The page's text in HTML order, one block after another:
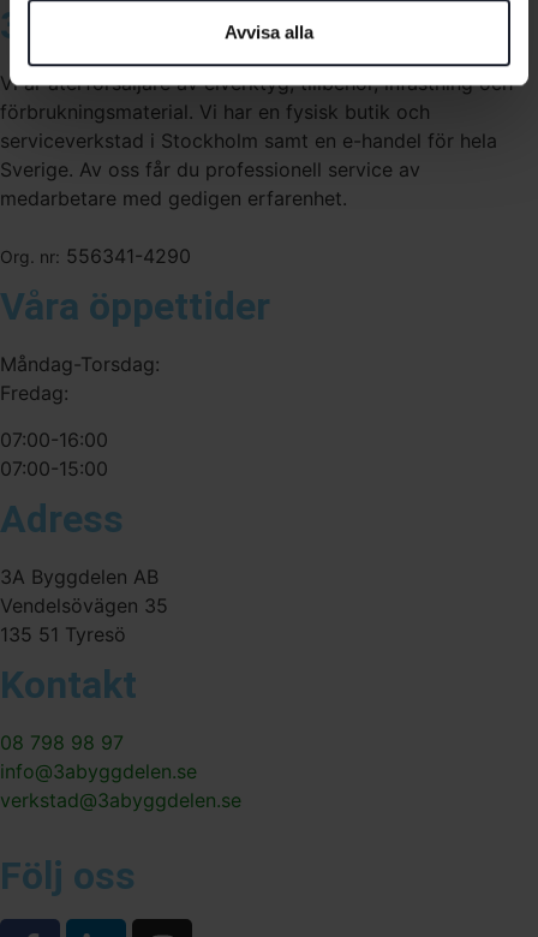
Avvisa alla
3A Byggdelen
Vi är återförsäljare av elverktyg, tillbehör, infästning och
förbrukningsmaterial. Vi har en fysisk butik och
serviceverkstad i Stockholm samt en e-handel för hela
Sverige. Av oss får du professionell service av
medarbetare med gedigen erfarenhet.
Org. nr: 556341-4290
Våra öppettider
Måndag-Torsdag:
Fredag:
07:00-16:00
07:00-15:00
Adress
3A Byggdelen AB
Vendelsövägen 35
135 51 Tyresö
Kontakt
08 798 98 97
info@3abyggdelen.se
verkstad@3abyggdelen.se
Följ oss